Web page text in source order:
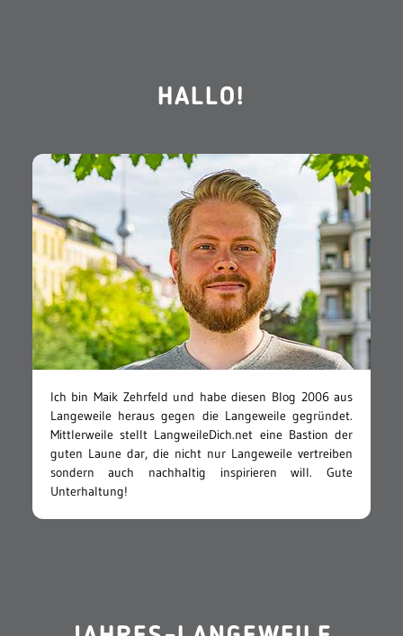
HALLO!
Ich bin Maik Zehrfeld und habe diesen Blog 2006 aus
Langeweile heraus gegen die Langeweile gegründet.
Mittlerweile stellt LangweileDich.net eine Bastion der
guten Laune dar, die nicht nur Langeweile vertreiben
sondern auch nachhaltig inspirieren will. Gute
Unterhaltung!